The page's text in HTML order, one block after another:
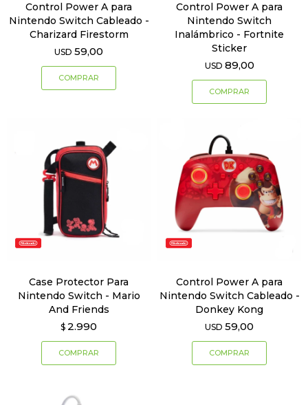
Control Power A para
Nintendo Switch Cableado -
Charizard Firestorm
USD 59,00
Control Power A para
Nintendo Switch
Inalámbrico - Fortnite
Sticker
USD 89,00
Case Protector Para
Nintendo Switch - Mario
And Friends
$ 2.990
Control Power A para
Nintendo Switch Cableado -
Donkey Kong
USD 59,00